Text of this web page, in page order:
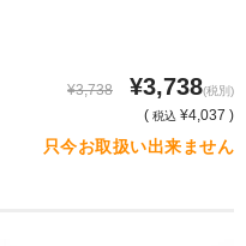
¥3,738 ¥3,738(税別)
( 税込 ¥4,037 )
只今お取扱い出来ません